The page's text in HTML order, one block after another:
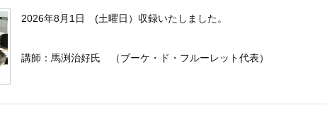
2026年8月1日 (土曜日）収録いたしました。
講師：馬渕治好氏 （ブーケ・ド・フルーレット代表）